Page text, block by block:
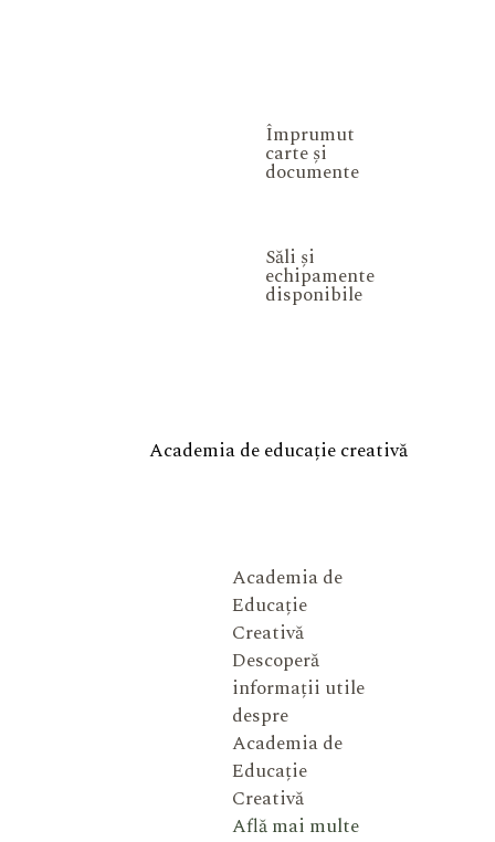
Împrumut
carte și
documente
Săli și
echipamente
disponibile
Academia de educație creativă
Academia de
Educație
Creativă
Descoperă
informații utile
despre
Academia de
Educație
Creativă
Află mai multe